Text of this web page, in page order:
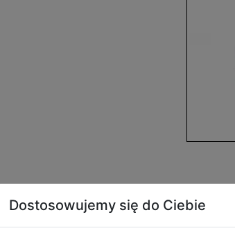
Dostosowujemy się do Ciebie